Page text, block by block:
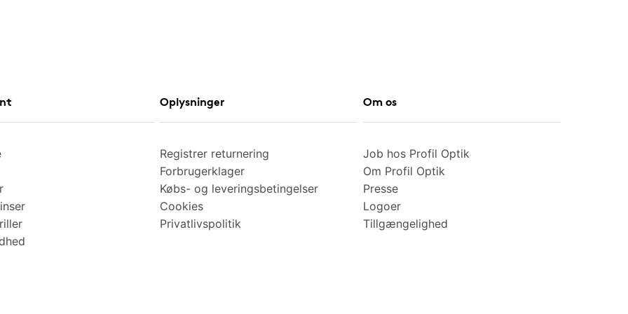
Oplysninger
Registrer returnering
Forbrugerklager
Købs- og leveringsbetingelser
Cookies
Privatlivspolitik
Om os
Job hos Profil Optik
Om Profil Optik
Presse
Logoer
Tillgængelighed